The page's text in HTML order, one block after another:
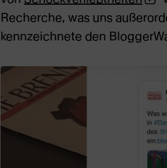
Tab)
Recherche, was uns
kennzeichnete den